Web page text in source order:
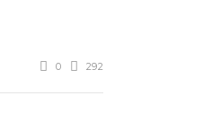
0 292